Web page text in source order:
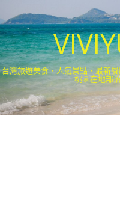
台灣旅遊美食、人氣景點、最新
桃園在地部